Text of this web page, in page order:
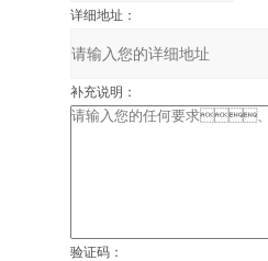
详细地址：
补充说明：
验证码：